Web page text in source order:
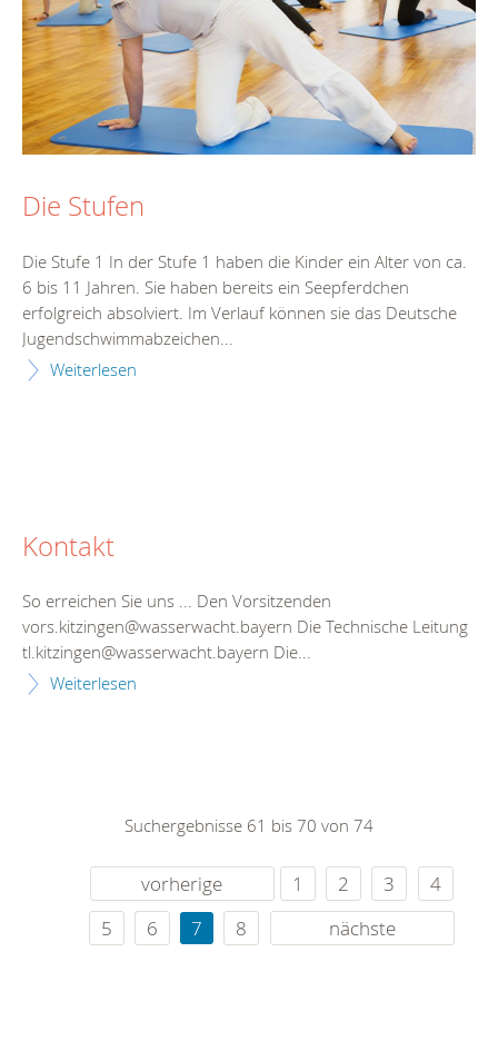
Die Stufen
Die Stufe 1 In der Stufe 1 haben die Kinder ein Alter von ca.
6 bis 11 Jahren. Sie haben bereits ein Seepferdchen
erfolgreich absolviert. Im Verlauf können sie das Deutsche
Jugendschwimmabzeichen...
Weiterlesen
Kontakt
So erreichen Sie uns ... Den Vorsitzenden
vors.kitzingen@wasserwacht.bayern Die Technische Leitung
tl.kitzingen@wasserwacht.bayern Die...
Weiterlesen
Suchergebnisse 61 bis 70 von 74
vorherige 1 2 3
4
5
6 7 8 nächste